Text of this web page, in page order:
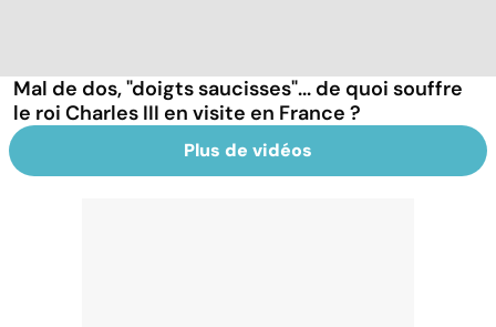
Mal de dos, "doigts saucisses"... de quoi souffre
le roi Charles III en visite en France ?
Plus de vidéos